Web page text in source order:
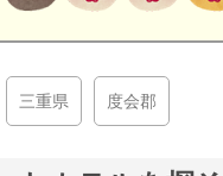
三重県 度会郡